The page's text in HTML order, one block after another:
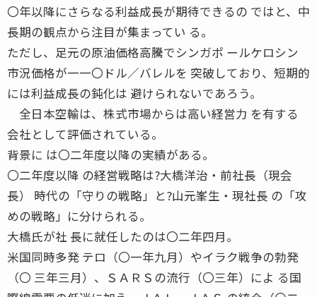
〇年以降にさらなる利益成長が期待できるの ではと、中
長期の観点から注目が集まってい る。
ただし、足元の原油価格高騰でシンガポ ールケロシン
市況価格が一一〇ドル／バレルを 突破しており、短期的
には利益成長の鈍化は 避けられないであろう。
全日本空輸は、株式市場からは高い経営力 を有する
会社として評価されている。
背景に は〇二年度以降の実績がある。
〇二年度以降 の経営戦略は?大橋洋治・前社長（現会
長） 時代の「守りの戦略」と?山元峯生・現社長 の「攻
めの戦略」に分けられる。
大橋氏が社 長に就任したのは〇二年四月。
米国同時多発 テロ（〇一年九月）やイラク戦争の勃発
（〇 三年三月）、ＳＡＲＳの流行（〇三年）によ る国